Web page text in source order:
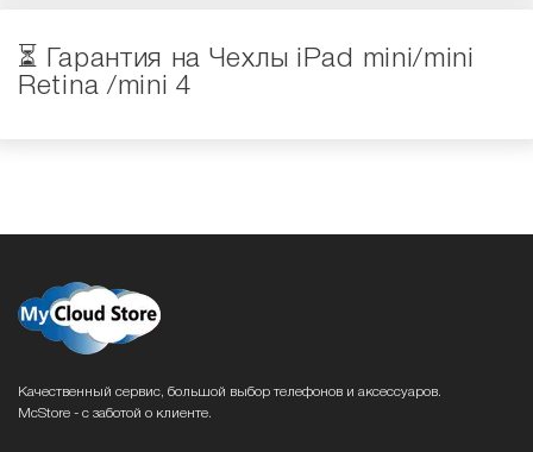
⏳ Гарантия на Чехлы iPad mini/mini
Retina /mini 4
Качественный сервис, большой выбор телефонов и аксессуаров.
McStore - с заботой о клиенте.